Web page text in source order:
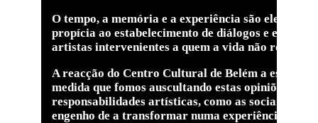
O tempo, a memória e a experiência são
propícia ao estabelecimento de diálogos e
artistas intervenientes a quem a vida não roubou
A reacção do Centro Cultural de Belém a esta
medida que fomos auscultando estas opiniões, foi
responsabilidades artísticas, como as sociais e
engenho de a transformar numa experiência tão